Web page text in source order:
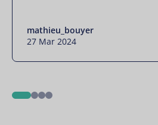
mathieu_bouyer
27 Mar 2024
123